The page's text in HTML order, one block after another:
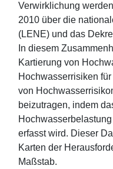
Verwirklichung
2010 über die
(LENE) und das
In diesem
Kartierung von
Hochwasserrisiken
von
beizutragen, indem
erfasst wird. Dieser
Karten der
Maßstab.